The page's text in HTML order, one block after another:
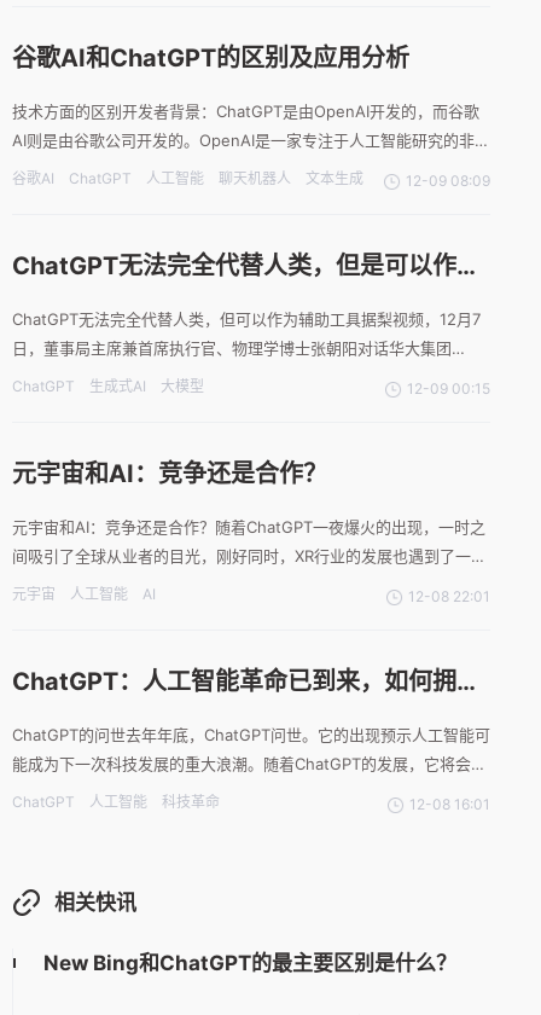
谷歌AI和ChatGPT的区别及应用分析
技术方面的区别开发者背景：ChatGPT是由OpenAI开发的，而谷歌
AI则是由谷歌公司开发的。OpenAI是一家专注于人工智能研究的非营
利组织，而谷歌是一家全球知名的科技公司。这意味着ChatGPT更加
谷歌AI ChatGPT 人工智能 聊天机器人 文本生成 12-09 08:09
ChatGPT无法完全代替人类，但是可以作为
ChatGPT无法完全代替人类，但可以作为辅助工具据梨视频，12月7
日，董事局主席兼首席执行官、物理学博士张朝阳对话华大集团
CEO、生物学博士尹烨。张朝阳在对谈中表示，自己倾向于ChatGPT
ChatGPT 生成式AI 大模型 12-09 00:15
元宇宙和AI：竞争还是合作？
元宇宙和AI：竞争还是合作？随着ChatGPT一夜爆火的出现，一时之
间吸引了全球从业者的目光，刚好同时，XR行业的发展也遇到了一些
困境，微软、PICO、腾讯裁员消息流出，部分企业业务调整等，同样
元宇宙 人工智能 AI 12-08 22:01
ChatGPT：人工智能革命已到来，如何拥抱
ChatGPT的问世去年年底，ChatGPT问世。它的出现预示人工智能可
能成为下一次科技发展的重大浪潮。随着ChatGPT的发展，它将会取
代人类最引以为傲的那部分，成为真正意义上的第四次科技革命。马
ChatGPT 人工智能 科技革命 12-08 16:01
相关快讯
New Bing和ChatGPT的最主要区别是什么？